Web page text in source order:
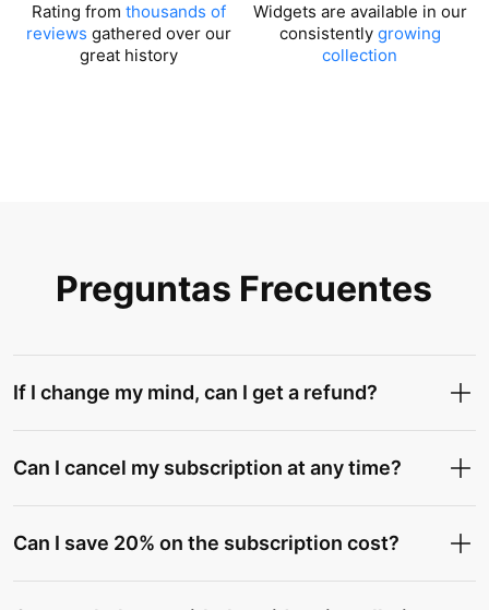
Rating from thousands of
reviews gathered over our
great history
Widgets are available in our
consistently growing
collection
Preguntas Frecuentes
If I change my mind, can I get a refund?
Can I cancel my subscription at any time?
Can I save 20% on the subscription cost?